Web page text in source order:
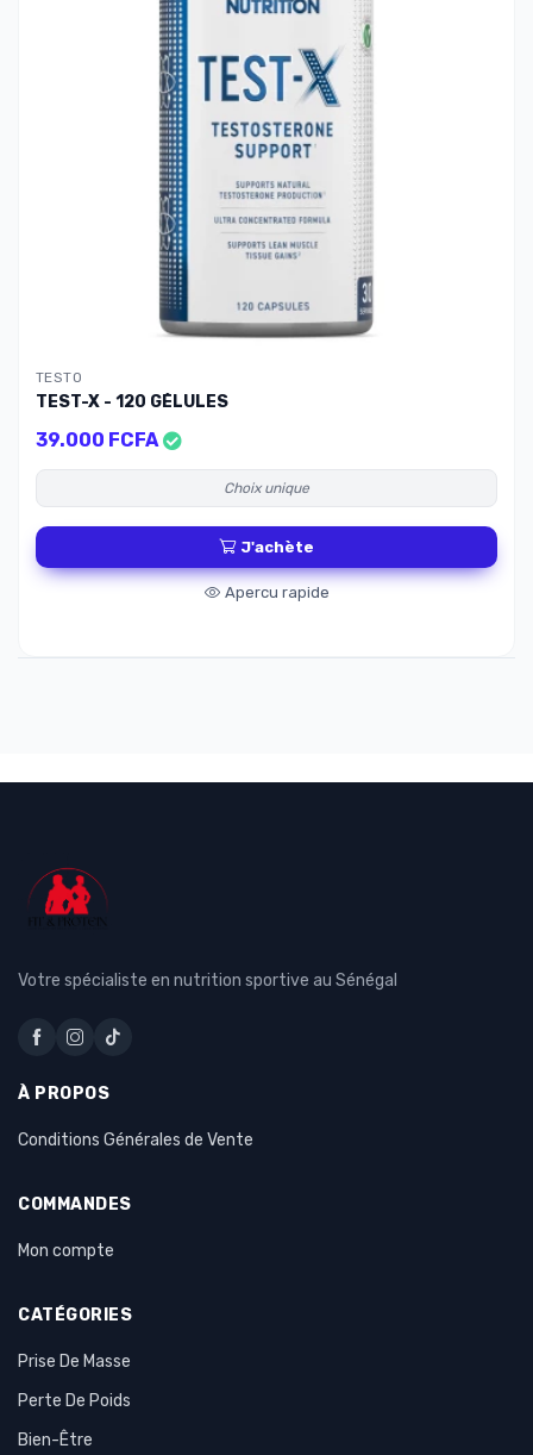
TESTO
TEST-X - 120 GÉLULES
39.000 FCFA
Choix unique
J'achète
Apercu rapide
Votre spécialiste en nutrition sportive au Sénégal
À PROPOS
Conditions Générales de Vente
COMMANDES
Mon compte
CATÉGORIES
Prise De Masse
Perte De Poids
Bien-Être